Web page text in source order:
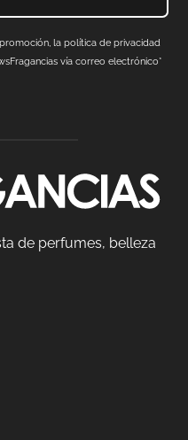
la política de privacidad
vía correo electrónico*
de perfumes, belleza